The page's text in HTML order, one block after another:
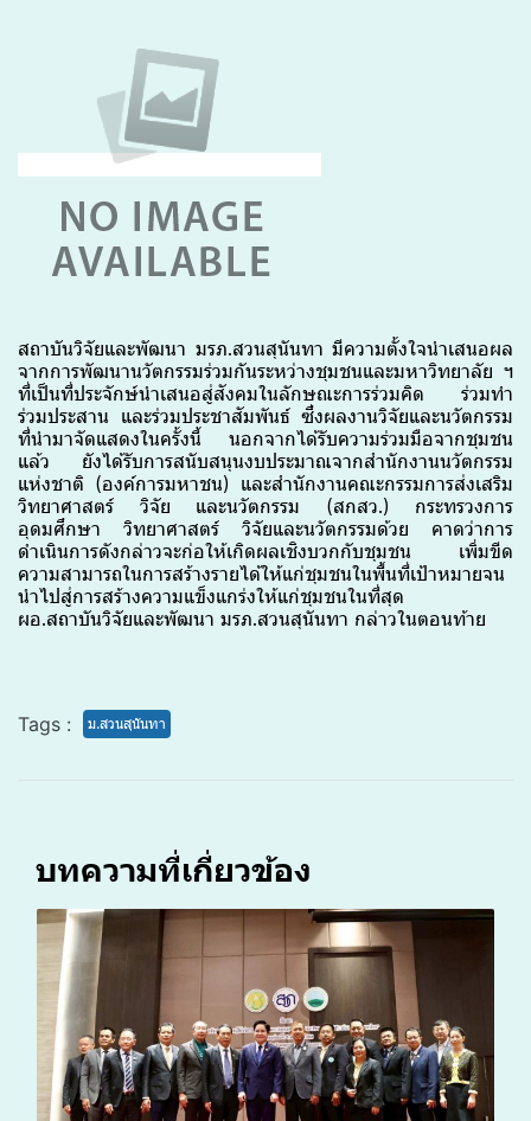
สถาบันวิจัยและพัฒนา มรภ.สวนสุนันทา มีความตั้งใจนำเสนอผล
จากการพัฒนานวัตกรรมร่วมกันระหว่างชุมชนและมหาวิทยาลัย ฯ
ที่เป็นที่ประจักษ์นำเสนอสู่สังคมในลักษณะการร่วมคิด ร่วมทำ
ร่วมประสาน และร่วมประชาสัมพันธ์ ซึ่งผลงานวิจัยและนวัตกรรม
ที่นำมาจัดแสดงในครั้งนี้ นอกจากได้รับความร่วมมือจากชุมชน
แล้ว ยังได้รับการสนับสนุนงบประมาณจากสำนักงานนวัตกรรม
แห่งชาติ (องค์การมหาชน) และสำนักงานคณะกรรมการส่งเสริม
วิทยาศาสตร์ วิจัย และนวัตกรรม (สกสว.) กระทรวงการ
อุดมศึกษา วิทยาศาสตร์ วิจัยและนวัตกรรมด้วย คาดว่าการ
ดำเนินการดังกล่าวจะก่อให้เกิดผลเชิงบวกกับชุมชน เพิ่มขีด
ความสามารถในการสร้างรายได้ให้แก่ชุมชนในพื้นที่เป้าหมายจน
นำไปสู่การสร้างความแข็งแกร่งให้แก่ชุมชนในที่สุด
ผอ.สถาบันวิจัยและพัฒนา มรภ.สวนสุนันทา กล่าวในตอนท้าย
Tags : ม.สวนสุนันทา
บทความที่เกี่ยวข้อง